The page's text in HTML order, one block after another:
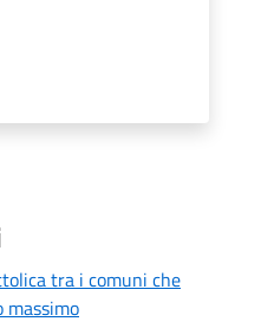
tra i comuni che